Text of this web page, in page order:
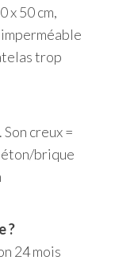
x 50 cm,
trop
creux =
brique
?
24 mois